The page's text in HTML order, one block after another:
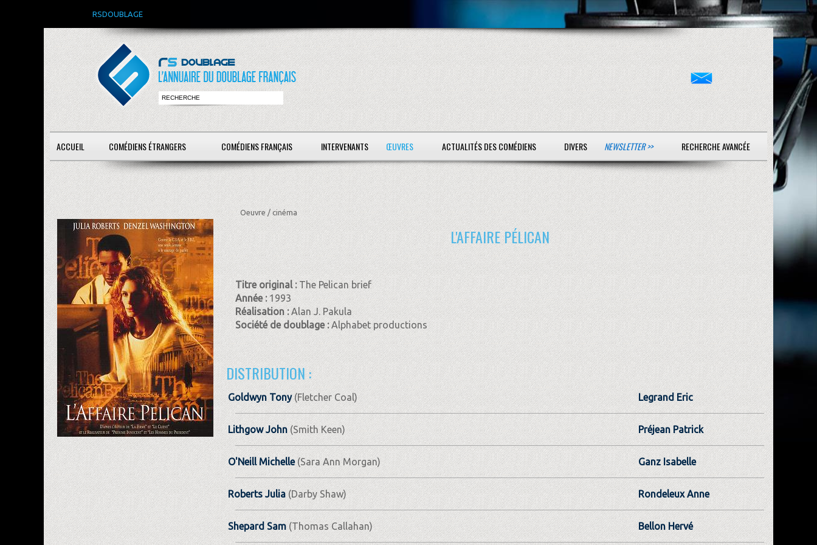
RSDOUBLAGE
ACCUEIL COMÉDIENS ÉTRANGERS COMÉDIENS FRANÇAIS INTERVENANTS ŒUVRES ACTUALITÉS DES COMÉDIENS DIVERS NEWSLETTER >> RECHERCHE AVANCÉE
Oeuvre / cinéma
L'AFFAIRE PÉLICAN
Titre original :The Pelican brief
Année :1993
Réalisation :Alan J. Pakula
Société de doublage :Alphabet productions
DISTRIBUTION :
Goldwyn Tony(Fletcher Coal) Legrand Eric
Lithgow John (Smith Keen) Préjean Patrick
O'Neill Michelle(Sara Ann Morgan) Ganz Isabelle
Roberts Julia(Darby Shaw) Rondeleux Anne
Shepard Sam (Thomas Callahan) Bellon Hervé